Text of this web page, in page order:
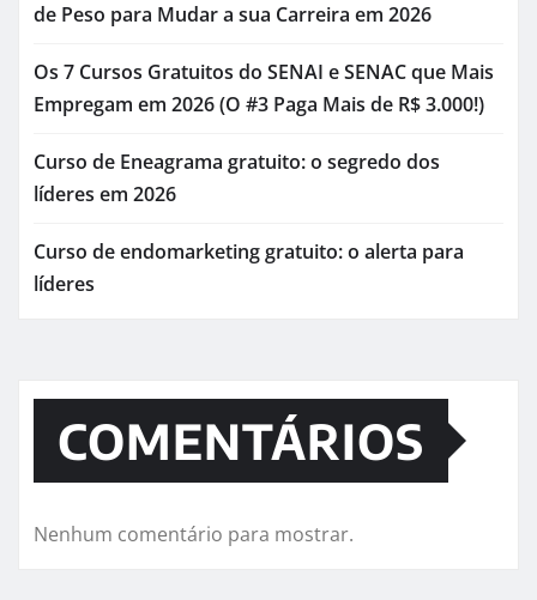
de Peso para Mudar a sua Carreira em 2026
Os 7 Cursos Gratuitos do SENAI e SENAC que Mais
Empregam em 2026 (O #3 Paga Mais de R$ 3.000!)
Curso de Eneagrama gratuito: o segredo dos
líderes em 2026
Curso de endomarketing gratuito: o alerta para
líderes
COMENTÁRIOS
Nenhum comentário para mostrar.